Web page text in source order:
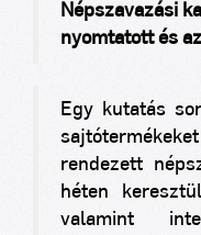
Népszavazási
nyomtatott és
Egy kutatás
rendezett
héten
valamint